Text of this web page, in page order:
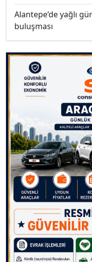
Alantepe’de yağlı
buluşması